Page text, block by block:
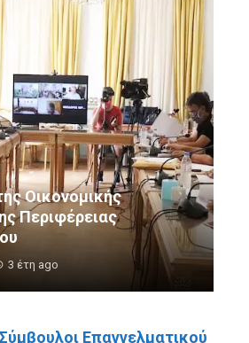
Οικονομικής
Περιφέρειας
3 έτη ago
Επαγγελματικού